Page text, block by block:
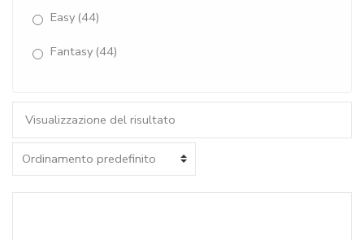
Easy (44)
Fantasy (44)
Gioia(16)
Gioielli del Mare(6)
Visualizzazione del risultato